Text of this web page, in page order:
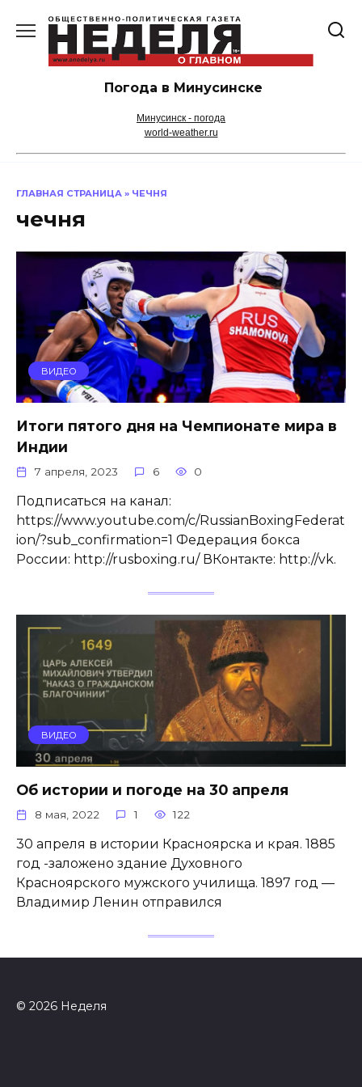
содержанию
Погода в Минусинске
Минусинск - погода
world-weather.ru
ГЛАВНАЯ СТРАНИЦА » ЧЕЧНЯ
чечня
ВИДЕО
Итоги пятого дня на Чемпионате мира в
Индии
7 апреля, 2023 6 0
Подписаться на канал:
https://www.youtube.com/c/RussianBoxingFederat
ion/?sub_confirmation=1 Федерация бокса
России: http://rusboxing.ru/ ВКонтакте: http://vk.
ВИДЕО
Об истории и погоде на 30 апреля
8 мая, 2022 1 122
30 апреля в истории Красноярска и края. 1885
год -заложено здание Духовного
Красноярского мужского училища. 1897 год —
Владимир Ленин отправился
© 2026 Неделя